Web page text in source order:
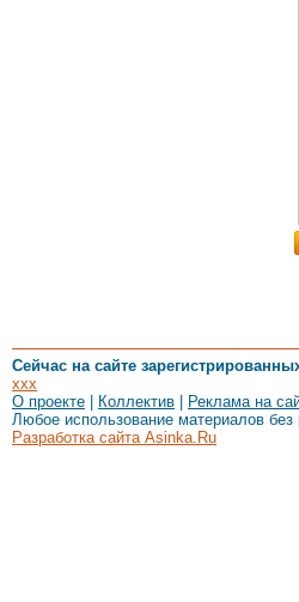
Сейчас на сайте
xxx
О проекте
Коллектив Реклама на
Любое использование материалов
Разработка сайта Asinka.Ru